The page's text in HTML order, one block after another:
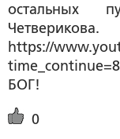
остальных
https://
БОГ!
0